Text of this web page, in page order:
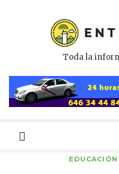
Toda la
EDUCACIÓN